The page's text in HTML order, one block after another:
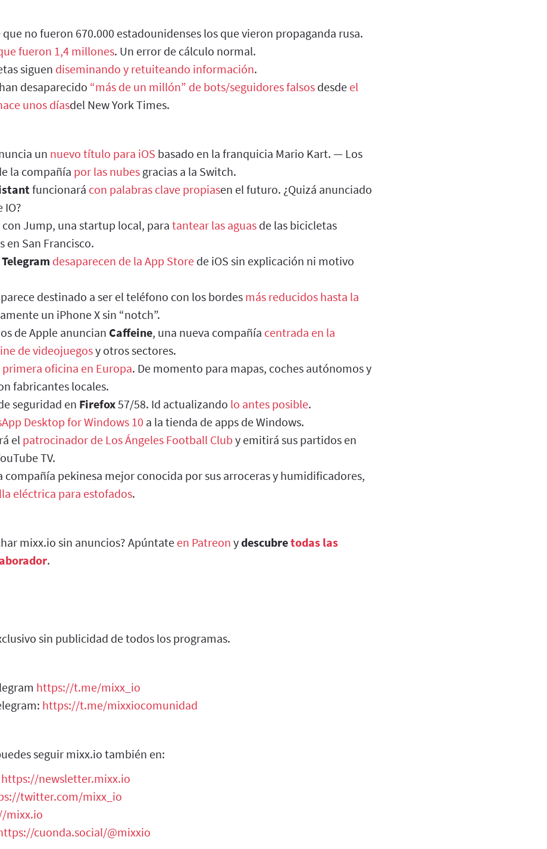
no fueron 670.000 estadounidenses los que vieron propaganda rusa.
fueron 1,4 millones. Un error de cálculo normal.
siguen diseminando y retuiteando información.
desaparecido “más de un millón” de bots/seguidores falsos desde el
unos díasdel New York Times.
un nuevo título para iOS basado en la franquicia Mario Kart. — Los
la compañía por las nubes gracias a la Switch.
funcionará con palabras clave propiasen el futuro. ¿Quizá anunciado
IO?
con Jump, una startup local, para tantear las aguas de las bicicletas
en San Francisco.
Telegram desaparecen de la App Store de iOS sin explicación ni motivo
parece destinado a ser el teléfono con los bordes más reducidos hasta la
un iPhone X sin “notch”.
de Apple anuncian Caffeine, una nueva compañía centrada en la
de videojuegosy otros sectores.
primera oficina en Europa. De momento para mapas, coches autónomos y
fabricantes locales.
seguridad en Firefox57/58. Id actualizando lo antes posible.
Desktop for Windows 10 a la tienda de apps de Windows.
el patrocinador de Los Ángeles Football Club y emitirá sus partidos en
TV.
compañía pekinesa mejor conocida por sus arroceras y humidificadores,
eléctrica para estofados.
mixx.io sin anuncios? Apúntateen Patreon ydescubretodas las
.
sin publicidad de todos los programas.
https://t.me/mixx_io
https://t.me/mixxiocomunidad
seguir mixx.io también en:
https://newsletter.mixx.io
twitter.com/mixx_io
mixx.io
cuonda.social/@mixxio